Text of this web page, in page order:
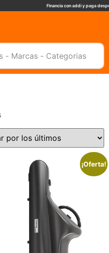
Financia con addi y paga
TE AYUDAMOS, ESCRIBENOS. 📲
¡Oferta!